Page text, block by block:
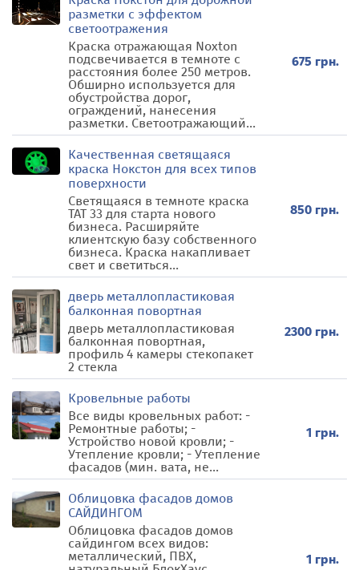
разметки с эффектом
светоотражения
Краска отражающая Noxton
подсвечивается в темноте с
расстояния более 250 метров.
Обширно используется для
обустройства дорог,
ограждений, нанесения
разметки. Светоотражающий...
675 грн.
Качественная светящаяся
краска Нокстон для всех типов
поверхности
Светящаяся в темноте краска
ТАТ 33 для старта нового
бизнеса. Расширяйте
клиентскую базу собственного
бизнеса. Краска накапливает
свет и светиться...
850 грн.
дверь металлопластиковая
балконная повортная
дверь металлопластиковая
балконная повортная,
профиль 4 камеры стекопакет
2 стекла
2300 грн.
Кровельные работы
Все виды кровельных работ: -
Ремонтные работы; -
Устройство новой кровли; -
Утепление кровли; - Утепление
фасадов (мин. вата, не...
1 грн.
Облицовка фасадов домов
САЙДИНГОМ
Облицовка фасадов домов
сайдингом всех видов:
металлический, ПВХ,
1 грн.